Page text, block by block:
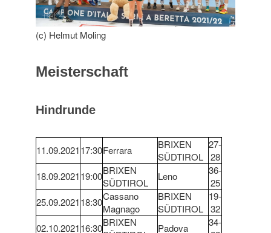
(c) Helmut Moling
Meisterschaft
Hindrunde
11.09.202117:30Ferrara
BRIXEN
SÜDTIROL
27-
28
18.09.202119:00BRIXEN
SÜDTIROL
Leno
36-
25
25.09.202118:30Cassano
Magnago
BRIXEN
SÜDTIROL
19-
32
02.10.202116:30BRIXEN
Padova
34-